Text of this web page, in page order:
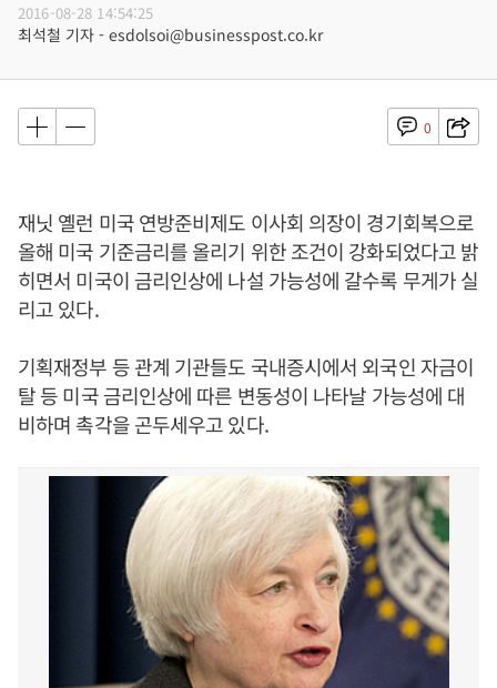
2016-08-28 14:54:25
최석철 기자 - esdolsoi@businesspost.co.kr
0
재닛 옐런 미국 연방준비제도 이사회 의장이 경기회복으로
올해 미국 기준금리를 올리기 위한 조건이 강화되었다고 밝
히면서 미국이 금리인상에 나설 가능성에 갈수록 무게가 실
리고 있다.
기획재정부 등 관계 기관들도 국내증시에서 외국인 자금이
탈 등 미국 금리인상에 따른 변동성이 나타날 가능성에 대
비하며 촉각을 곤두세우고 있다.